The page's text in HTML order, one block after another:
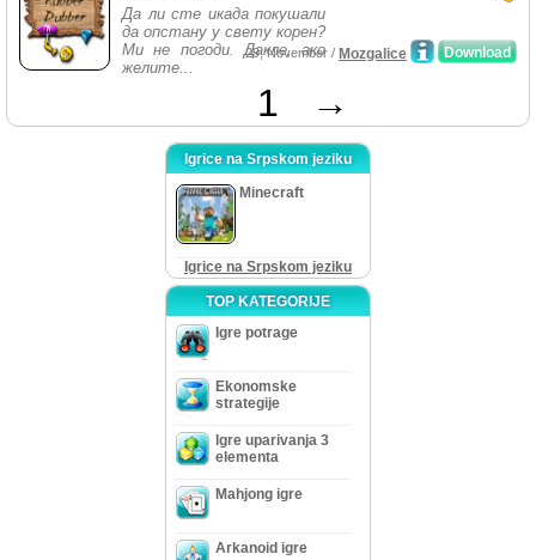
Да ли сте икада покушали
да опстану у свету корен?
Ми не погоди. Дакле, ако
желите...
Download
29, November / Mozgalice
1 →
Igrice na Srpskom jeziku
Minecraft
Igrice na Srpskom jeziku
TOP KATEGORIJE
Igre potrage
Ekonomske
strategije
Igre uparivanja 3
elementa
Mahjong igre
Arkanoid igre